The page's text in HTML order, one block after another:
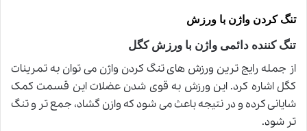
تنگ کردن واژن با ورزش
تنگ کننده دائمی واژن با ورزش کگل
از جمله رایج ترین ورزش های تنگ کردن واژن می توان به تمرینات
کگل اشاره کرد. این ورزش به قوی شدن عضلات این قسمت کمک
شایانی کرده و در نتیجه باعث می شود که وازن گشاد، جمع تر و تنگ
تر شود.